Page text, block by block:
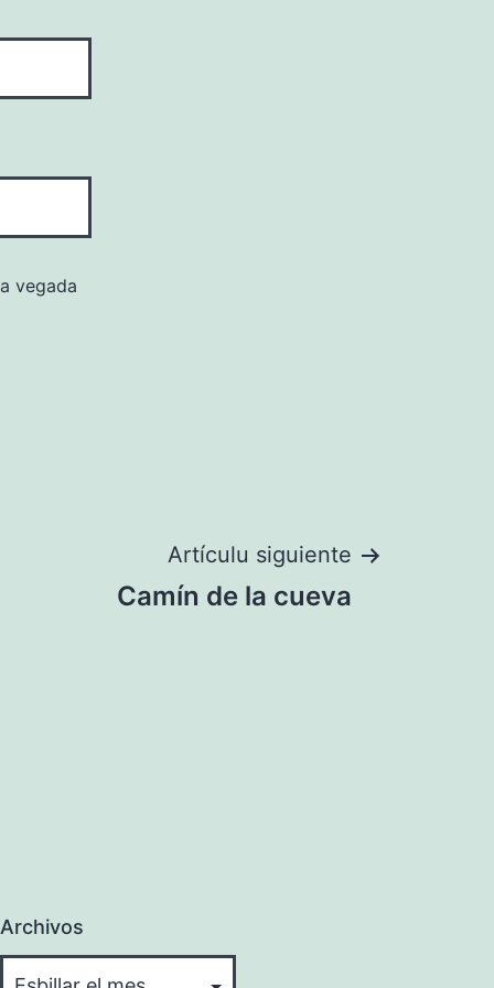
vegada
Artículu siguiente
Camín de la cueva
Archivos